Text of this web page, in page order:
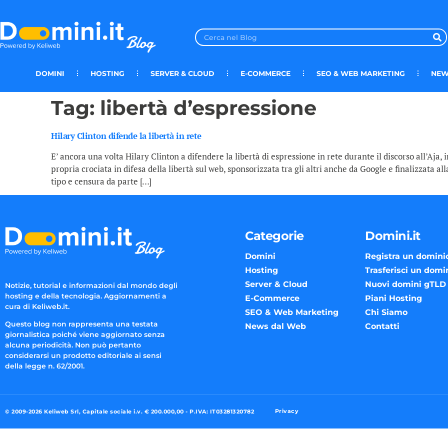
DOMINI HOSTING SERVER & CLOUD E-COMMERCE SEO & WEB MARKETING
Tag: libertà d’espressione
Hilary Clinton difende la libertà in rete
E’ ancora una volta Hilary Clinton a difendere la libertà di espressione in rete durante il discorso all’Aja,
propria crociata in difesa della libertà sul web, sponsorizzata tra gli altri anche da Google e finalizzata
tipo e censura da parte […]
Notizie, tutorial e informazioni dal mondo degli
hosting e della tecnologia. Aggiornamenti a
cura di Keliweb.it.
Questo blog non rappresenta una testata
giornalistica poiché viene aggiornato senza
alcuna periodicità. Non può pertanto
considerarsi un prodotto editoriale ai sensi
della legge n. 62/2001.
Categorie
Domini
Hosting
Server & Cloud
E-Commerce
SEO & Web Marketing
News dal Web
Domini.it
Registra un
Trasferisci un
Nuovi domini gTLD
Piani Hosting
Chi Siamo
Contatti
© 2009-2026 Keliweb Srl, Capitale sociale i.v. € 200.000,00 - P.IVA: IT03281320782 Privacy